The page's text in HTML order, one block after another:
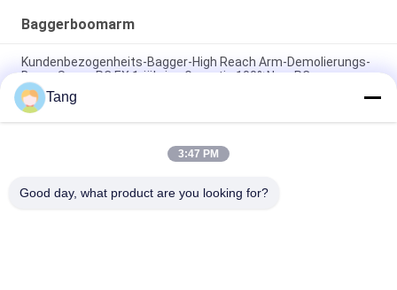
Baggerboomarm
Kundenbezogenheits-Bagger-High Reach Arm-Demolierungs-
Boom Soem-PC EX 1-jährige Garantie 100%New PC
Boom der Bau-Zubehör-langen Strecke für Stapel-treibende
Spundwand
Boom-Arm der Kundenbezogenheits-langen Strecke für
Tang
3:47 PM
Good day, what product are you looking for?